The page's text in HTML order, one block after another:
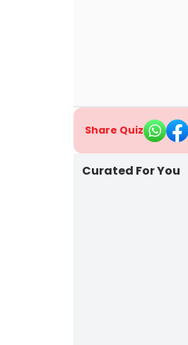
Share Quiz
Curated For You